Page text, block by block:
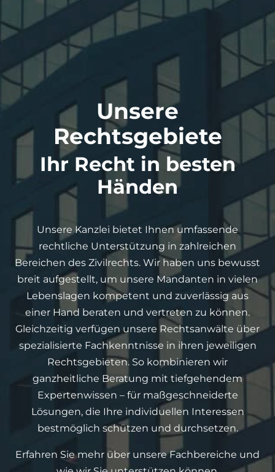
Unsere
Rechtsgebiete
Ihr Recht in besten
Händen
Unsere Kanzlei bietet Ihnen umfassende
rechtliche Unterstützung in zahlreichen
Bereichen des Zivilrechts. Wir haben uns bewusst
breit aufgestellt, um unsere Mandanten in vielen
Lebenslagen kompetent und zuverlässig aus
einer Hand beraten und vertreten zu können.
Gleichzeitig verfügen unsere Rechtsanwälte über
spezialisierte Fachkenntnisse in ihren jeweiligen
Rechtsgebieten. So kombinieren wir
ganzheitliche Beratung mit tiefgehendem
Expertenwissen – für maßgeschneiderte
Lösungen, die Ihre individuellen Interessen
bestmöglich schützen und durchsetzen.
Erfahren Sie mehr über unsere Fachbereiche und